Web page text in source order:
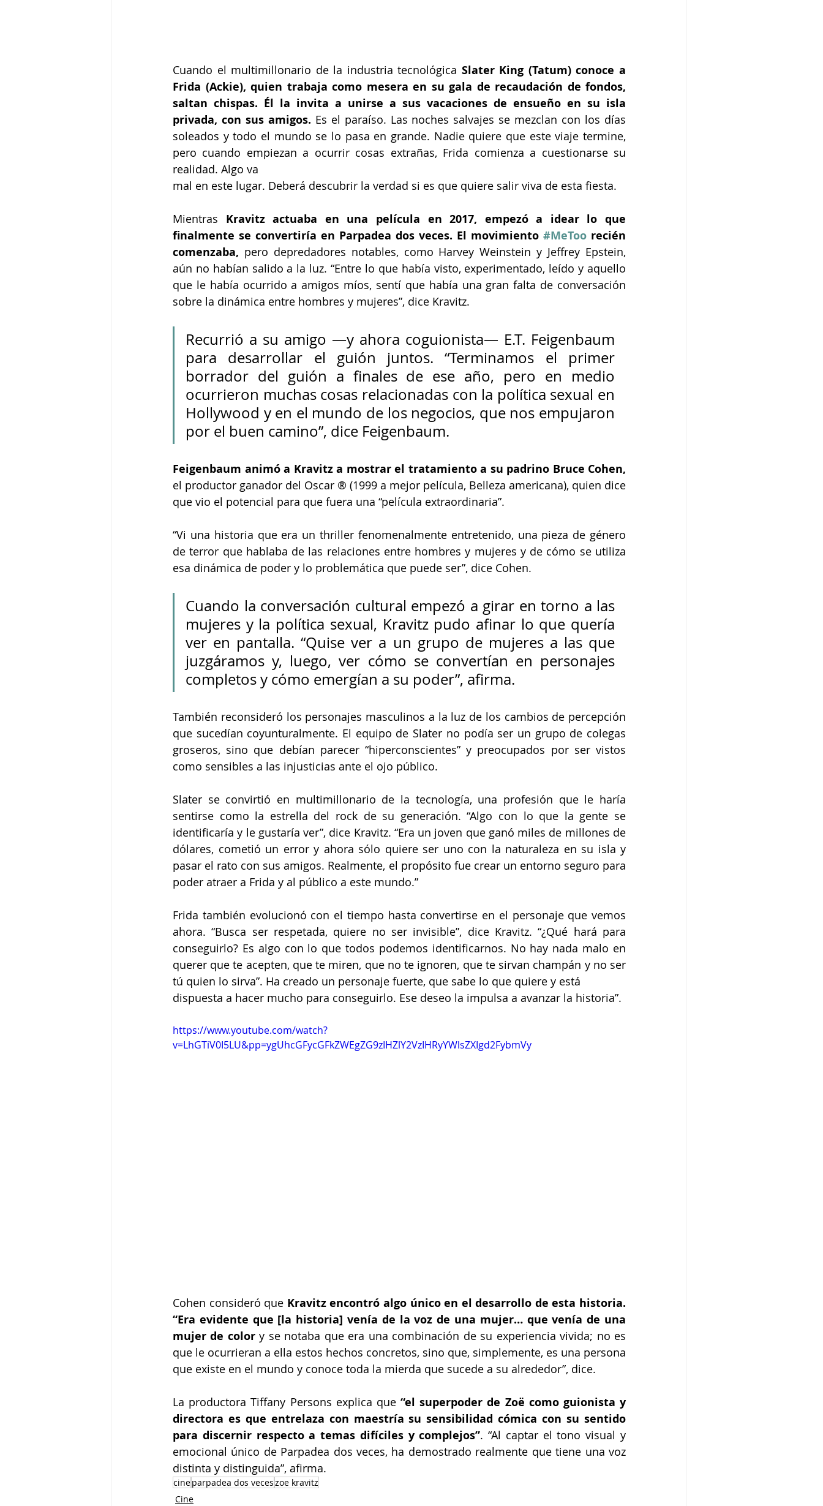
Cuando el multimillonario de la industria tecnológica Slater King (Tatum) conoce a
Frida (Ackie), quien trabaja como mesera en su gala de recaudación de fondos,
saltan chispas. Él la invita a unirse a sus vacaciones de ensueño en su isla
privada, con sus amigos. Es el paraíso. Las noches salvajes se mezclan con los días
soleados y todo el mundo se lo pasa en grande. Nadie quiere que este viaje termine,
pero cuando empiezan a ocurrir cosas extrañas, Frida comienza a cuestionarse su
realidad. Algo va
mal en este lugar. Deberá descubrir la verdad si es que quiere salir viva de esta fiesta.
Mientras Kravitz actuaba en una película en 2017, empezó a idear lo que
finalmente se convertiría en Parpadea dos veces. El movimiento #MeToo recién
comenzaba, pero depredadores notables, como Harvey Weinstein y Jeffrey Epstein,
aún no habían salido a la luz. “Entre lo que había visto, experimentado, leído y aquello
que le había ocurrido a amigos míos, sentí que había una gran falta de conversación
sobre la dinámica entre hombres y mujeres”, dice Kravitz.
Recurrió a su amigo —y ahora coguionista— E.T. Feigenbaum
para desarrollar el guión juntos. “Terminamos el primer
borrador del guión a finales de ese año, pero en medio
ocurrieron muchas cosas relacionadas con la política sexual en
Hollywood y en el mundo de los negocios, que nos empujaron
por el buen camino”, dice Feigenbaum.
Feigenbaum animó a Kravitz a mostrar el tratamiento a su padrino Bruce Cohen,
el productor ganador del Oscar ® (1999 a mejor película, Belleza americana), quien dice
que vio el potencial para que fuera una “película extraordinaria”.
“Vi una historia que era un thriller fenomenalmente entretenido, una pieza de género
de terror que hablaba de las relaciones entre hombres y mujeres y de cómo se utiliza
esa dinámica de poder y lo problemática que puede ser”, dice Cohen.
Cuando la conversación cultural empezó a girar en torno a las
mujeres y la política sexual, Kravitz pudo afinar lo que quería
ver en pantalla. “Quise ver a un grupo de mujeres a las que
juzgáramos y, luego, ver cómo se convertían en personajes
completos y cómo emergían a su poder”, afirma.
También reconsideró los personajes masculinos a la luz de los cambios de percepción
que sucedían coyunturalmente. El equipo de Slater no podía ser un grupo de colegas
groseros, sino que debían parecer “hiperconscientes” y preocupados por ser vistos
como sensibles a las injusticias ante el ojo público.
Slater se convirtió en multimillonario de la tecnología, una profesión que le haría
sentirse como la estrella del rock de su generación. “Algo con lo que la gente se
identificaría y le gustaría ver”, dice Kravitz. “Era un joven que ganó miles de millones de
dólares, cometió un error y ahora sólo quiere ser uno con la naturaleza en su isla y
pasar el rato con sus amigos. Realmente, el propósito fue crear un entorno seguro para
poder atraer a Frida y al público a este mundo.”
Frida también evolucionó con el tiempo hasta convertirse en el personaje que vemos
ahora. “Busca ser respetada, quiere no ser invisible”, dice Kravitz. “¿Qué hará para
conseguirlo? Es algo con lo que todos podemos identificarnos. No hay nada malo en
querer que te acepten, que te miren, que no te ignoren, que te sirvan champán y no ser
tú quien lo sirva”. Ha creado un personaje fuerte, que sabe lo que quiere y está
dispuesta a hacer mucho para conseguirlo. Ese deseo la impulsa a avanzar la historia”.
https://www.youtube.com/watch?
v=LhGTiV0I5LU&pp=ygUhcGFycGFkZWEgZG9zIHZlY2VzIHRyYWlsZXIgd2FybmVy
Cohen consideró que Kravitz encontró algo único en el desarrollo de esta historia.
“Era evidente que [la historia] venía de la voz de una mujer… que venía de una
mujer de color y se notaba que era una combinación de su experiencia vivida; no es
que le ocurrieran a ella estos hechos concretos, sino que, simplemente, es una persona
que existe en el mundo y conoce toda la mierda que sucede a su alrededor”, dice.
La productora Tiffany Persons explica que “el superpoder de Zoë como guionista y
directora es que entrelaza con maestría su sensibilidad cómica con su sentido
para discernir respecto a temas difíciles y complejos”. “Al captar el tono visual y
emocional único de Parpadea dos veces, ha demostrado realmente que tiene una voz
distinta y distinguida”, afirma.
cineparpadea dos veceszoe kravitz
Cine